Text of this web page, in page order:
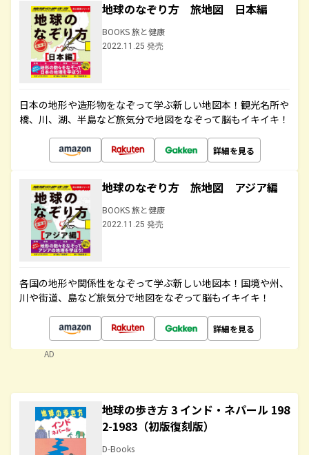
地球のなぞり方 旅地図 日本編
BOOKS 旅と健康
2022.11.25 発売
日本の地形や造形物をなぞって学ぶ新しい地図本！観光名所や
橋、川、湖、半島など旅気分で地図をなぞって脳もイキイキ！
詳細を見る
地球のなぞり方 旅地図 アジア編
BOOKS 旅と健康
2022.11.25 発売
各国の地形や関係性をなぞって学ぶ新しい地図本！国境や州、
川や街道、島など旅気分で地図をなぞって脳もイキイキ！
詳細を見る
AD
地球の歩き方 3 インド・ネパール 198
2-1983（初版復刻版）
D-Books